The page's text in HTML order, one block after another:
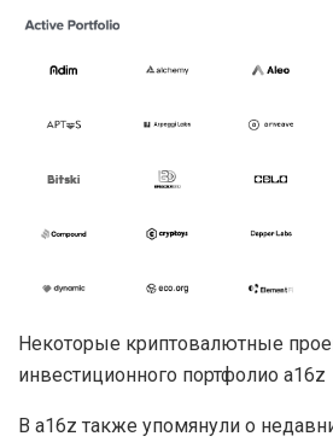
Некоторые криптовалютные
инвестиционного портфолио a16z
В a16z также упомянули о